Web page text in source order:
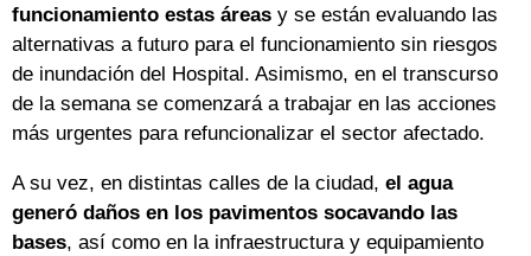
funcionamiento estas áreas y se están evaluando las
alternativas a futuro para el funcionamiento sin riesgos
de inundación del Hospital. Asimismo, en el transcurso
de la semana se comenzará a trabajar en las acciones
más urgentes para refuncionalizar el sector afectado.
A su vez, en distintas calles de la ciudad, el agua
generó daños en los pavimentos socavando las
bases, así como en la infraestructura y equipamiento